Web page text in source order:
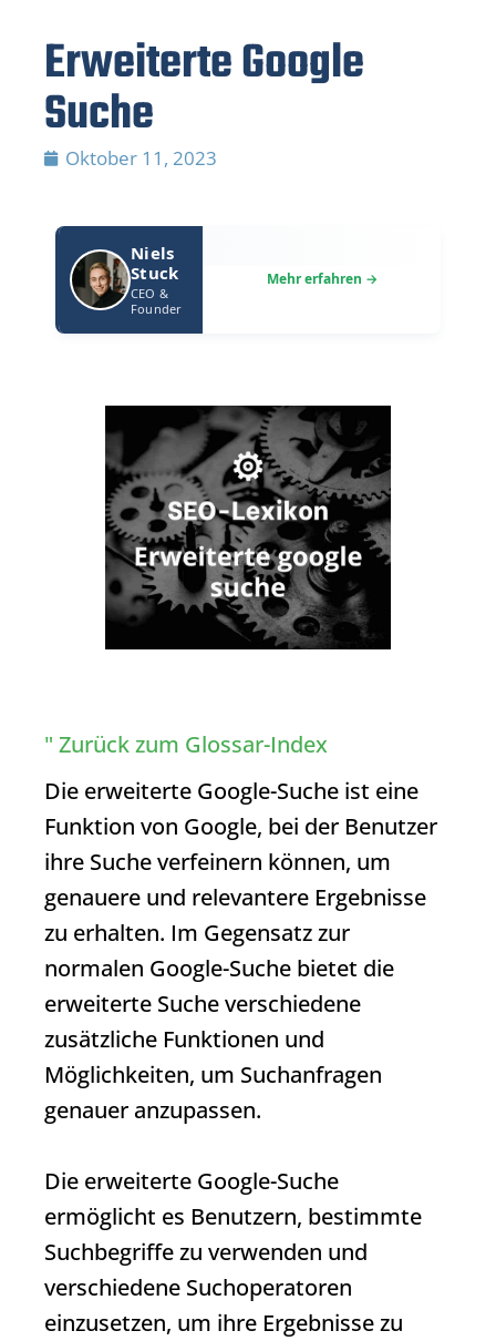
Erweiterte Google
Suche
Oktober 11, 2023
Niels
Stuck
CEO &
Founder
" Zurück zum Glossar-Index
Die erweiterte Google-Suche ist eine
Funktion von Google, bei der Benutzer
ihre Suche verfeinern können, um
genauere und relevantere Ergebnisse
zu erhalten. Im Gegensatz zur
normalen Google-Suche bietet die
erweiterte Suche verschiedene
zusätzliche Funktionen und
Möglichkeiten, um Suchanfragen
genauer anzupassen.
Die erweiterte Google-Suche
ermöglicht es Benutzern, bestimmte
Suchbegriffe zu verwenden und
verschiedene Suchoperatoren
einzusetzen, um ihre Ergebnisse zu